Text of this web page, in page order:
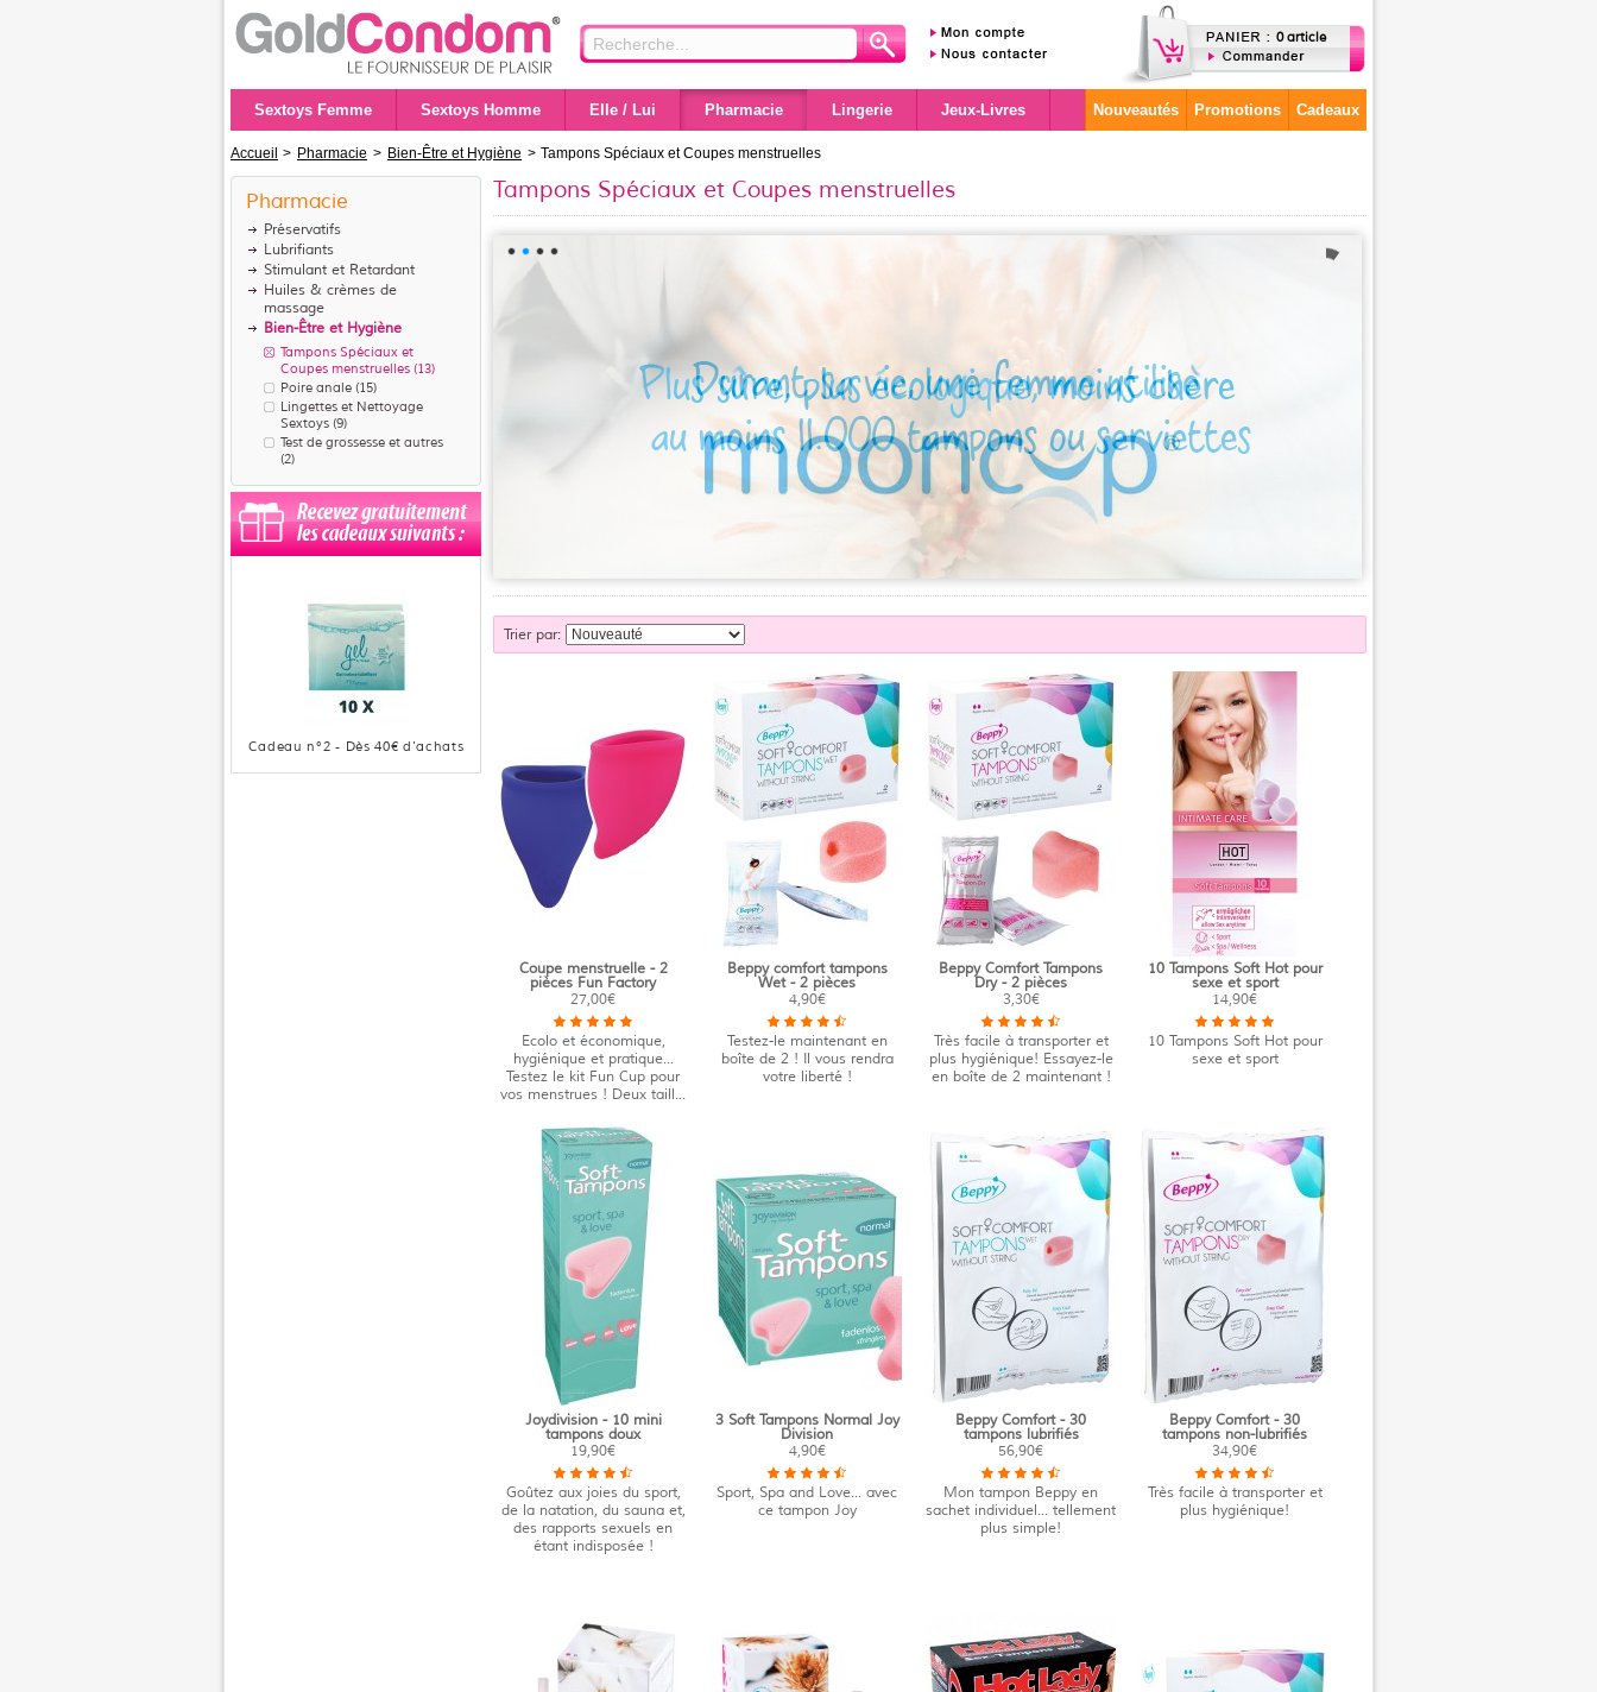
0 article
Sextoys Femme Sextoys Homme Elle / Lui Pharmacie Lingerie Jeux-Livres Nouveautés Promotions Cadeaux
Accueil > Pharmacie > Bien-Être et Hygiène > Tampons Spéciaux et Coupes menstruelles
Tampons Spéciaux et Coupes menstruelles
Trier par:
Coupe menstruelle - 2
pièces Fun Factory
27,00€
Ecolo et économique,
hygiénique et pratique...
Testez le kit Fun Cup pour
vos menstrues ! Deux taill...
Beppy comfort tampons
Wet - 2 pièces
4,90€
Testez-le maintenant en
boîte de 2 ! Il vous rendra
votre liberté !
Beppy Comfort Tampons
Dry - 2 pièces
3,30€
Très facile à transporter et
plus hygiénique! Essayez-le
en boîte de 2 maintenant !
10 Tampons Soft Hot pour
sexe et sport
14,90€
10 Tampons Soft Hot pour
sexe et sport
Joydivision - 10 mini
tampons doux
19,90€
Goûtez aux joies du sport,
de la natation, du sauna et,
des rapports sexuels en
étant indisposée !
3 Soft Tampons Normal Joy
Division
4,90€
Sport, Spa and Love... avec
ce tampon Joy
Beppy Comfort - 30
tampons lubrifiés
56,90€
Mon tampon Beppy en
sachet individuel... tellement
plus simple!
Beppy Comfort - 30
tampons non-lubrifiés
34,90€
Très facile à transporter et
plus hygiénique!
Pharmacie
Préservatifs
Lubrifiants
Stimulant et Retardant
Huiles & crèmes de
massage
Bien-Être et Hygiène
Tampons Spéciaux et
Coupes menstruelles (13)
Poire anale (15)
Lingettes et Nettoyage
Sextoys (9)
Test de grossesse et autres
(2)
Cadeau n°3 - Dès40€ d'achats